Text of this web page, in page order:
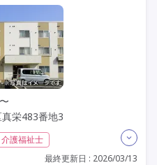
栄483番地3
介護福祉士
者研修(ヘルパー2級)最終更新日 : 2026/03/13